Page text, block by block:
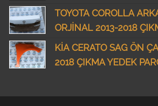
TOYOTA COROLLA
ORJİNAL 2013-2018
KİA CERATO SAG ÖN
2018 ÇIKMA YEDEK